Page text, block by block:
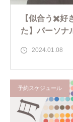
【似合う✖️好
た】パーソナ
2024.01.08
予約スケジュール